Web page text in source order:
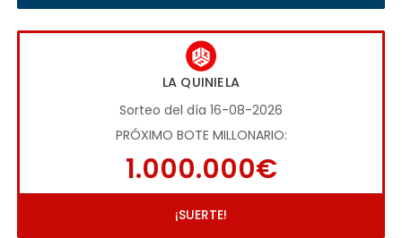
LA QUINIELA
Sorteo del día 16-08-2026
PRÓXIMO BOTE MILLONARIO:
1.000.000€
¡SUERTE!